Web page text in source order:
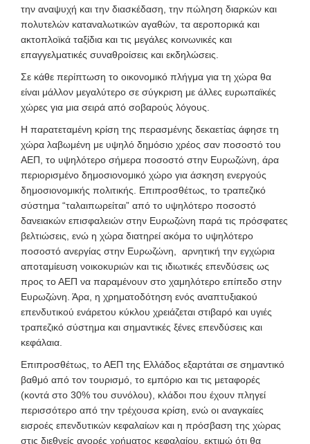
την αναψυχή και την διασκέδαση, την πώληση διαρκών και
πολυτελών καταναλωτικών αγαθών, τα αεροπορικά και
ακτοπλοϊκά ταξίδια και τις μεγάλες κοινωνικές και
επαγγελματικές συναθροίσεις και εκδηλώσεις.
Σε κάθε περίπτωση το οικονομικό πλήγμα για τη χώρα θα
είναι μάλλον μεγαλύτερο σε σύγκριση με άλλες ευρωπαϊκές
χώρες για μια σειρά από σοβαρούς λόγους.
Η παρατεταμένη κρίση της περασμένης δεκαετίας άφησε τη
χώρα λαβωμένη με υψηλό δημόσιο χρέος σαν ποσοστό του
ΑΕΠ, το υψηλότερο σήμερα ποσοστό στην Ευρωζώνη, άρα
περιορισμένο δημοσιονομικό χώρο για άσκηση ενεργούς
δημοσιονομικής πολιτικής. Επιπροσθέτως, το τραπεζικό
σύστημα “ταλαιπωρείται” από το υψηλότερο ποσοστό
δανειακών επισφαλειών στην Ευρωζώνη παρά τις πρόσφατες
βελτιώσεις, ενώ η χώρα διατηρεί ακόμα το υψηλότερο
ποσοστό ανεργίας στην Ευρωζώνη, αρνητική την εγχώρια
αποταμίευση νοικοκυριών και τις ιδιωτικές επενδύσεις ως
προς το ΑΕΠ να παραμένουν στο χαμηλότερο επίπεδο στην
Ευρωζώνη. Άρα, η χρηματοδότηση ενός αναπτυξιακού
επενδυτικού ενάρετου κύκλου χρειάζεται στιβαρό και υγιές
τραπεζικό σύστημα και σημαντικές ξένες επενδύσεις και
κεφάλαια.
Επιπροσθέτως, το ΑΕΠ της Ελλάδος εξαρτάται σε σημαντικό
βαθμό από τον τουρισμό, το εμπόριο και τις μεταφορές
(κοντά στο 30% του συνόλου), κλάδοι που έχουν πληγεί
περισσότερο από την τρέχουσα κρίση, ενώ οι αναγκαίες
εισροές επενδυτικών κεφαλαίων και η πρόσβαση της χώρας
στις διεθνείς αγορές χρήματος κεφαλαίου, εκτιμώ ότι θα